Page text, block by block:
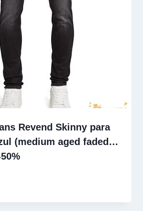
Revend Skinny para
(medium aged faded…